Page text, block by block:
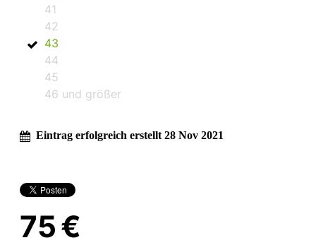
41
42
43
44
45
46 und größer
Eintrag erfolgreich erstellt 28 Nov 2021
75 €